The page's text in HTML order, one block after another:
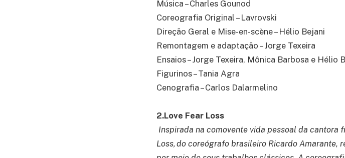
Música – Charles Gounod
Coreografia Original – Lavrovski
Direção Geral e Mise-en-scène – Hélio Bejani
Remontagem e adaptação – Jorge Texeira
Ensaios – Jorge Texeira, Mônica Barbosa e Hélio
Figurinos – Tania Agra
Cenografia – Carlos Dalarmelino
2.Love Fear Loss
Inspirada na comovente vida pessoal da cantora
Loss, do coreógrafo brasileiro Ricardo Amarante,